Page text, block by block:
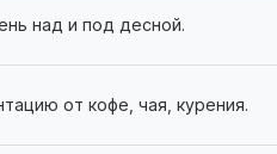
над и под десной.
от кофе, чая, курения.